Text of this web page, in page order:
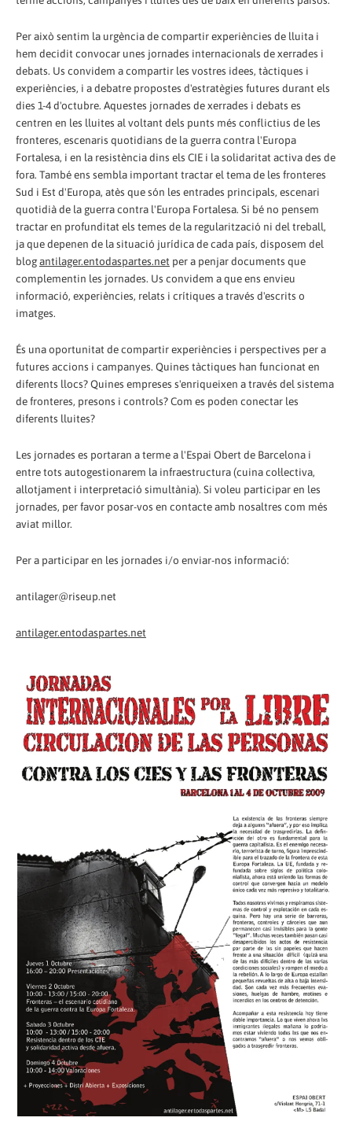
Per això sentim la urgència de compartir experiències de lluita i
hem decidit convocar unes jornades internacionals de xerrades i
debats. Us convidem a compartir les vostres idees, tàctiques i
experiències, i a debatre propostes d'estratègies futures durant els
dies 1-4 d'octubre. Aquestes jornades de xerrades i debats es
centren en les lluites al voltant dels punts més conflictius de les
fronteres, escenaris quotidians de la guerra contra l'Europa
Fortalesa, i en la resistència dins els CIE i la solidaritat activa des de
fora. També ens sembla important tractar el tema de les fronteres
Sud i Est d'Europa, atès que són les entrades principals, escenari
quotidià de la guerra contra l'Europa Fortalesa. Si bé no pensem
tractar en profunditat els temes de la regularització ni del treball,
ja que depenen de la situació jurídica de cada país, disposem del
blogantilager.entodaspartes.net per a penjar documents que
complementin les jornades. Us convidem a que ens envieu
informació, experiències, relats i crítiques a través d'escrits o
imatges.
És una oportunitat de compartir experiències i perspectives per a
futures accions i campanyes. Quines tàctiques han funcionat en
diferents llocs? Quines empreses s'enriqueixen a través del sistema
de fronteres, presons i controls? Com es poden conectar les
diferents lluites?
Les jornades es portaran a terme a l'Espai Obert de Barcelona i
entre tots autogestionarem la infraestructura (cuina col·lectiva,
allotjament i interpretació simultània). Si voleu participar en les
jornades, per favor posar-vos en contacte amb nosaltres com més
aviat millor.
Per a participar en les jornades i/o enviar-nos informació:
antilager@riseup.net
antilager.entodaspartes.net